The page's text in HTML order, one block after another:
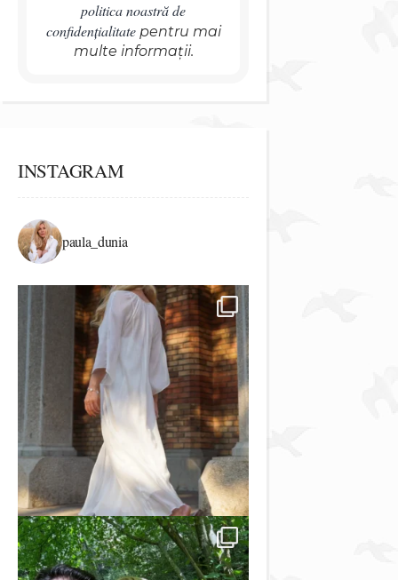
politica noastră de
confidențialitatepentru mai
multe informații.
INSTAGRAM
paula_dunia